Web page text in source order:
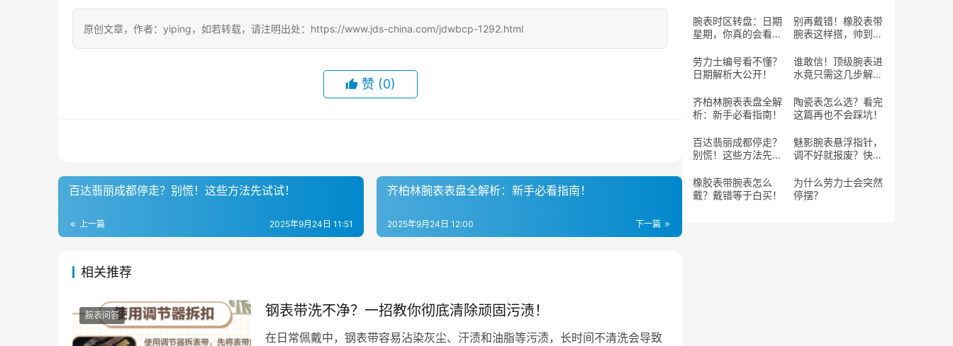
原创文章，作者：yiping，如若转载，请注明出处：https://www.jds-china.com/jdwbcp-1292.html
赞 (0)
百达翡丽成都停走？别慌！这些方法先试试！
上一篇 2025年9月24日 11:51
齐柏林腕表表盘全解析：新手必看指南！
下一篇
2025年9月24日 12:00
相关推荐
腕表问答 钢表带洗不净？一招教你彻底清除顽固污渍！
在日常佩戴中，钢表带容易沾染灰尘、汗渍和油脂等污渍，长时间不清洗会导致
腕表时区转盘：日期
星期，你真的会看
别再戴错！橡胶表带
腕表这样搭，帅到回
劳力士编号看不懂？
日期解析大公开！
谁敢信！顶级腕表进
水竟只需这几步解
齐柏林腕表表盘全解
析：新手必看指南！
陶瓷表怎么选？看完
这篇再也不会踩坑！
百达翡丽成都停走？
别慌！这些方法先试
魅影腕表悬浮指针，
调不好就报废？快
橡胶表带腕表怎么
戴？戴错等于白买！
为什么劳力士会突然
停摆？